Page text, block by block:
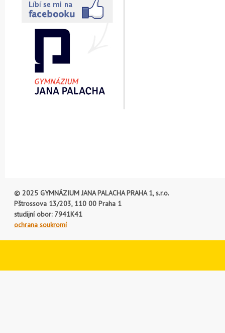
© 2025 GYMNÁZIUM JANA PALACHA PRAHA 1, s.r.o.
Pštrossova 13/203, 110 00 Praha 1
studijní obor: 7941K41
ochrana soukromí